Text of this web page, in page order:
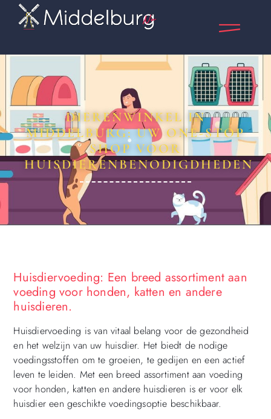
DIERENWINKEL IN
MIDDELBURG: UW ONE-STOP
SHOP VOOR
HUISDIERENBENODIGDHEDEN
Huisdiervoeding: Een breed assortiment aan
voeding voor honden, katten en andere
huisdieren.
Huisdiervoeding is van vitaal belang voor de gezondheid
en het welzijn van uw huisdier. Het biedt de nodige
voedingsstoffen om te groeien, te gedijen en een actief
leven te leiden. Met een breed assortiment aan voeding
voor honden, katten en andere huisdieren is er voor elk
huisdier een geschikte voedingsoptie beschikbaar.